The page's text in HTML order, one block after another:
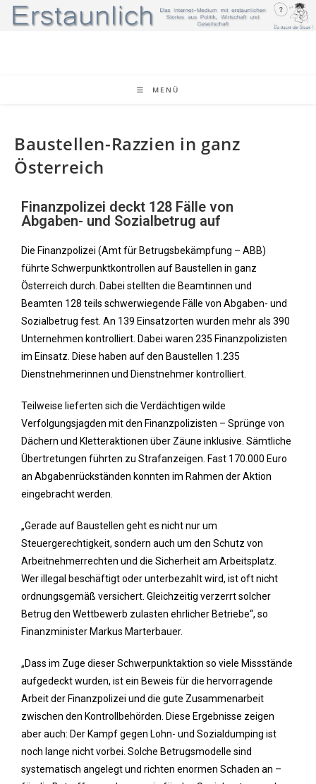
MENÜ
Baustellen-Razzien in ganz
Österreich
Finanzpolizei deckt 128 Fälle von
Abgaben- und Sozialbetrug auf
Die Finanzpolizei (Amt für Betrugsbekämpfung – ABB)
führte Schwerpunktkontrollen auf Baustellen in ganz
Österreich durch. Dabei stellten die Beamtinnen und
Beamten 128 teils schwerwiegende Fälle von Abgaben- und
Sozialbetrug fest. An 139 Einsatzorten wurden mehr als 390
Unternehmen kontrolliert. Dabei waren 235 Finanzpolizisten
im Einsatz. Diese haben auf den Baustellen 1.235
Dienstnehmerinnen und Dienstnehmer kontrolliert.
Teilweise lieferten sich die Verdächtigen wilde
Verfolgungsjagden mit den Finanzpolizisten – Sprünge von
Dächern und Kletteraktionen über Zäune inklusive. Sämtliche
Übertretungen führten zu Strafanzeigen. Fast 170.000 Euro
an Abgabenrückständen konnten im Rahmen der Aktion
eingebracht werden.
„Gerade auf Baustellen geht es nicht nur um
Steuergerechtigkeit, sondern auch um den Schutz von
Arbeitnehmerrechten und die Sicherheit am Arbeitsplatz.
Wer illegal beschäftigt oder unterbezahlt wird, ist oft nicht
ordnungsgemäß versichert. Gleichzeitig verzerrt solcher
Betrug den Wettbewerb zulasten ehrlicher Betriebe“, so
Finanzminister Markus Marterbauer.
„Dass im Zuge dieser Schwerpunktaktion so viele Missstände
aufgedeckt wurden, ist ein Beweis für die hervorragende
Arbeit der Finanzpolizei und die gute Zusammenarbeit
zwischen den Kontrollbehörden. Diese Ergebnisse zeigen
aber auch: Der Kampf gegen Lohn- und Sozialdumping ist
noch lange nicht vorbei. Solche Betrugsmodelle sind
systematisch angelegt und richten enormen Schaden an –